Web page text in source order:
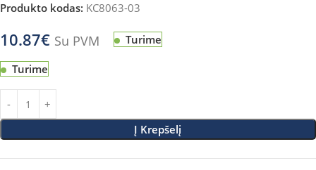
Produkto kodas: KC8063-03
10.87€ Su PVM Turime
Turime
Į Krepšelį